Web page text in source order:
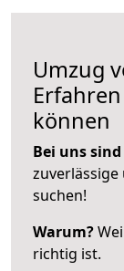
Umzug
können
Bei uns
suchen!
Warum?
richtig ist.